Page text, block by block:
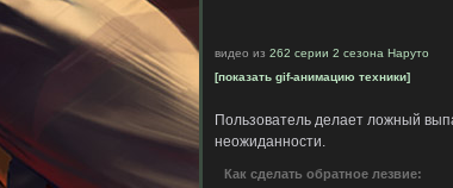
видео из 262 серии 2 сезона Наруто
[показать gif-анимацию техники]
Пользователь делает ложный
неожиданности.
Как сделать обратное лезвие: